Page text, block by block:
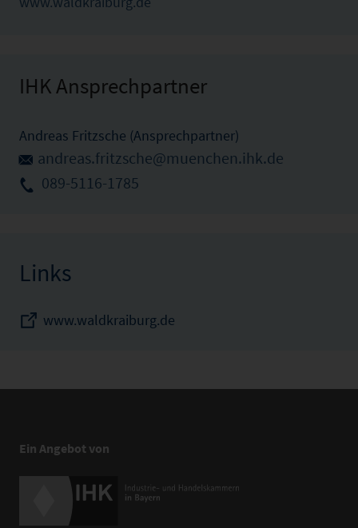
IHK Ansprechpartner
Andreas Fritzsche (Ansprechpartner)
andreas.fritzsche@muenchen.ihk.de
089-5116-1785
Links
www.waldkraiburg.de
Ein Angebot von